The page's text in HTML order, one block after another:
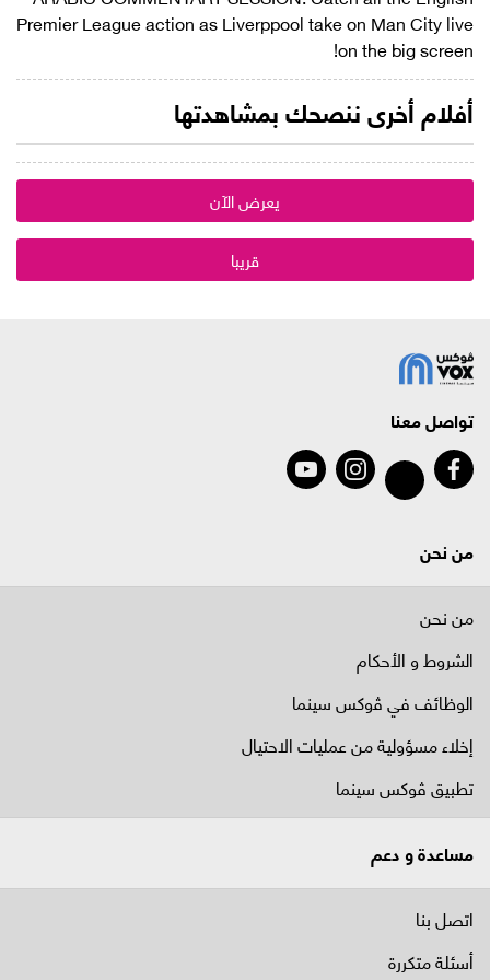
Premier League action as Liverppool take on Man City live
on the big screen!
أفلام أخرى ننصحك بمشاهدتها
يعرض الآن
قريبا
تواصل معنا
من نحن
من نحن
الشروط و الأحكام
الوظائف في ﭬوكس سينما
إخلاء مسؤولية من عمليات الاحتيال
تطبيق ڤوكس سينما
مساعدة و دعم
اتصل بنا
أسئلة متكررة